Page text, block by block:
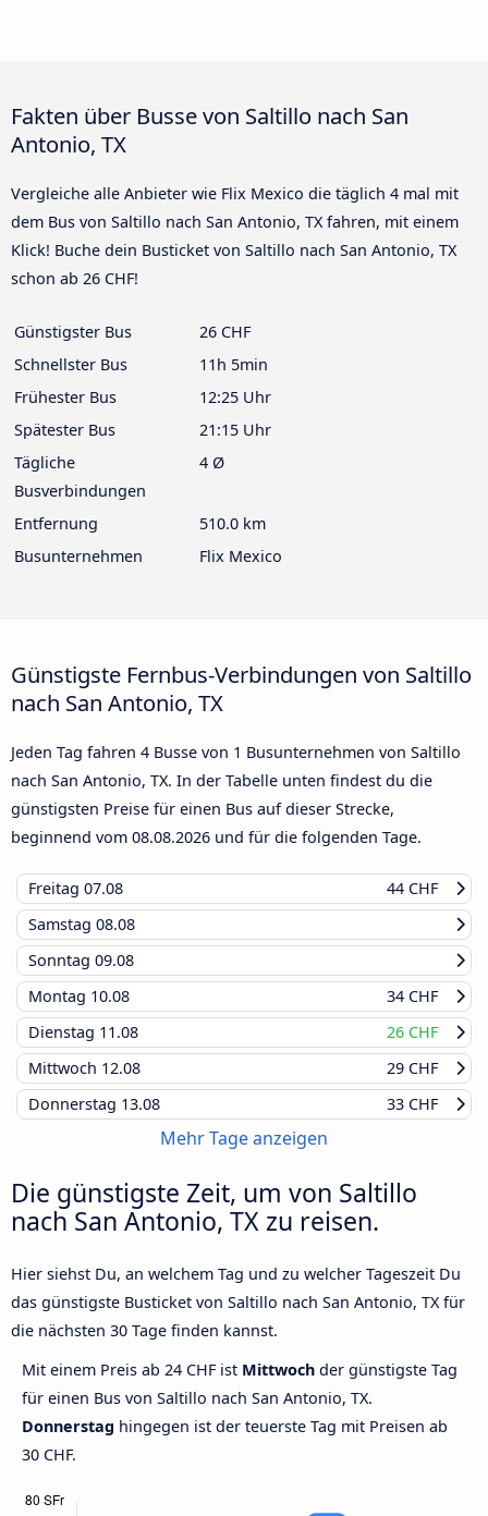
Fakten über Busse von Saltillo nach San
Antonio, TX
Vergleiche alle Anbieter wie Flix Mexico die täglich 4 mal mit
dem Bus von Saltillo nach San Antonio, TX fahren, mit einem
Klick! Buche dein Busticket von Saltillo nach San Antonio, TX
schon ab 26 CHF!
Günstigster Bus
26 CHF
Schnellster Bus
11h 5min
Frühester Bus
12:25 Uhr
Spätester Bus
21:15 Uhr
Tägliche
Busverbindungen
4 Ø
Entfernung
510.0 km
Busunternehmen
Flix Mexico
Günstigste Fernbus-Verbindungen von Saltillo
nach San Antonio, TX
Jeden Tag fahren 4 Busse von 1 Busunternehmen von Saltillo
nach San Antonio, TX. In der Tabelle unten findest du die
günstigsten Preise für einen Bus auf dieser Strecke,
beginnend vom 08.08.2026 und für die folgenden Tage.
Freitag 07.08
44 CHF
Samstag 08.08
Sonntag 09.08
Montag 10.08
34 CHF
Dienstag 11.08
26 CHF
Mittwoch 12.08
29 CHF
Donnerstag 13.08 33 CHF
Mehr Tage anzeigen
Die günstigste Zeit, um von Saltillo
nach San Antonio, TX zu reisen.
Hier siehst Du, an welchem Tag und zu welcher Tageszeit Du
das günstigste Busticket von Saltillo nach San Antonio, TX für
die nächsten 30 Tage finden kannst.
Mit einem Preis ab 24 CHF ist Mittwoch der günstigste Tag
für einen Bus von Saltillo nach San Antonio, TX.
Donnerstag hingegen ist der teuerste Tag mit Preisen ab
30 CHF.